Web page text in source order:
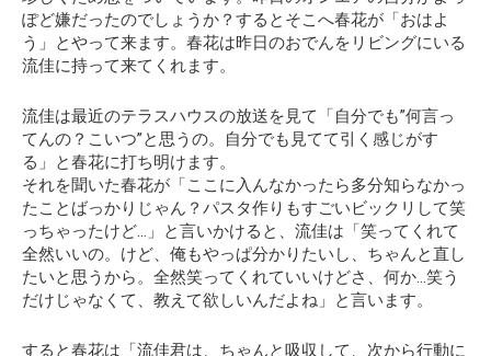
ぽど嫌だったのでしょうか？するとそこへ春花が「おはよ
う」とやって来ます。春花は昨日のおでんをリビングにいる
流佳に持って来てくれます。
流佳は最近のテラスハウスの放送を見て
「自分でも”何言っ
てんの？こいつ”と思うの。自分でも見てて引く感じがす
る」
と春花に打ち明けます。
それを聞いた春花が「ここに入んなかったら多分知らなかっ
たことばっかりじゃん？パスタ作りもすごいビックリして笑
っちゃったけど…」と言いかけると、流佳は 「笑ってくれて
全然いいの。けど、俺もやっぱ分かりたいし、ちゃんと直し
たいと思うから。全然笑ってくれていいけどさ、何か…笑う
だけじゃなくて、教えて欲しいんだよね」
と言います。
すると春花は「流佳君は、ちゃんと吸収して、次から行動に